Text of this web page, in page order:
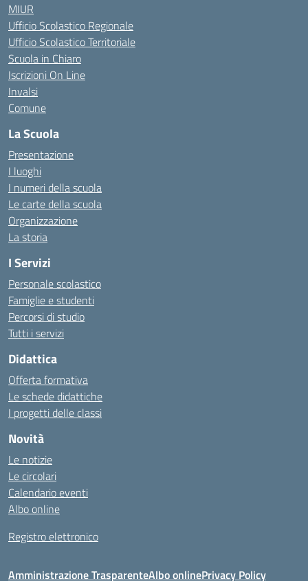
MIUR
Ufficio Scolastico Regionale
Ufficio Scolastico Territoriale
Scuola in Chiaro
Iscrizioni On Line
Invalsi
Comune
La Scuola
Presentazione
I luoghi
I numeri della scuola
Le carte della scuola
Organizzazione
La storia
I Servizi
Personale scolastico
Famiglie e studenti
Percorsi di studio
Tutti i servizi
Didattica
Offerta formativa
Le schede didattiche
I progetti delle classi
Novità
Le notizie
Le circolari
Calendario eventi
Albo online
Registro elettronico
Amministrazione TrasparenteAlbo onlinePrivacy Policy